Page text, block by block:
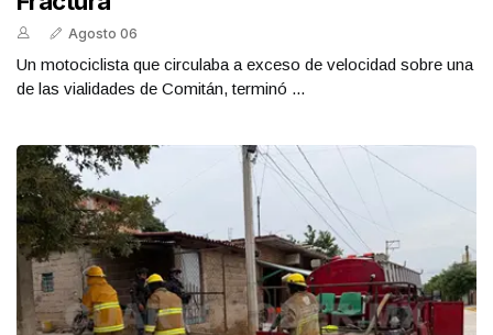
Agosto 06
Un motociclista que circulaba a exceso de velocidad sobre una
de las vialidades de Comitán, terminó ...